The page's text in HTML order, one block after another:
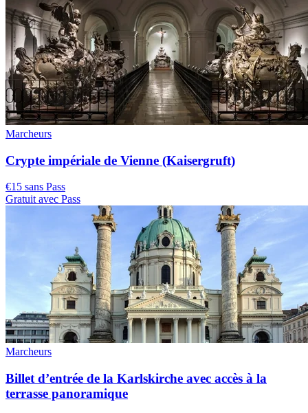
Marcheurs
Crypte impériale de Vienne (Kaisergruft)
€15 sans Pass
Gratuit avec Pass
Marcheurs
Billet d’entrée de la Karlskirche avec accès à la
terrasse panoramique